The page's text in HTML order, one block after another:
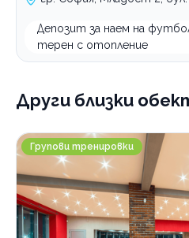
Депозит за наем на
терен с отопление
Други близки
M Sport&kids
Групови тренировки